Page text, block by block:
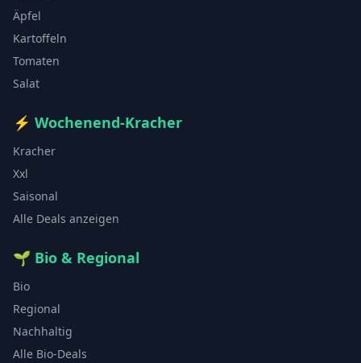
Äpfel
Kartoffeln
Tomaten
Salat
⚡ Wochenend-Kracher
Kracher
Xxl
Saisonal
Alle Deals anzeigen
🌱 Bio & Regional
Bio
Regional
Nachhaltig
Alle Bio-Deals